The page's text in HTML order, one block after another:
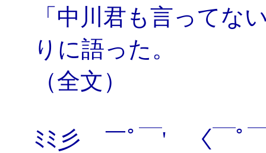
「中川君も言ってな
りに語った。
（全文）
ﾐﾐ彡 ￣ﾟ￣' 〈￣ﾟ